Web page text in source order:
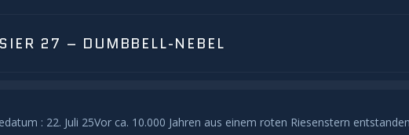
27 – DUMBBELL-NEBEL
: 22. Juli 25Vor ca. 10.000 Jahren aus einem roten Riesenstern